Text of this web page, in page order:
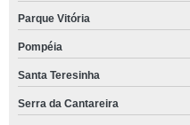
Parque Vitória
Pompéia
Santa Teresinha
Serra da Cantareira